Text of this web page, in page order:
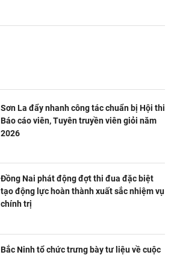
Sơn La đẩy nhanh công tác chuẩn bị Hội thi
Báo cáo viên, Tuyên truyền viên giỏi năm
2026
Đồng Nai phát động đợt thi đua đặc biệt
tạo động lực hoàn thành xuất sắc nhiệm vụ
chính trị
Bắc Ninh tổ chức trưng bày tư liệu về cuộc